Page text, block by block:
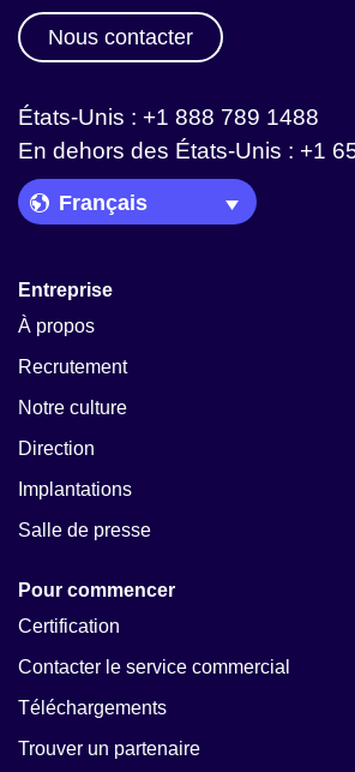
Nous contacter
États-Unis : +1 888 789 1488
En dehors des États-Unis : +1
Language Picker
Entreprise
À propos
Recrutement
Notre culture
Direction
Implantations
Salle de presse
Pour commencer
Certification
Contacter le service commercial
Téléchargements
Trouver un partenaire